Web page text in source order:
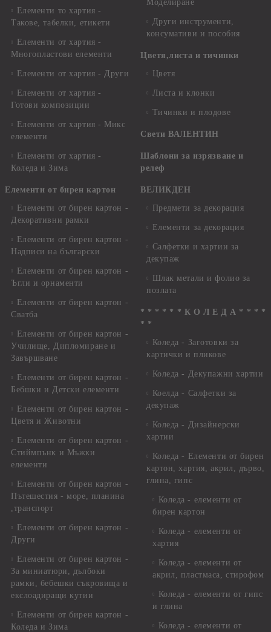
Елементи то хартия -
Такове, табелки, етикети
Елементи от хартия -
Многопластови елементи
Елементи от хартия - Други
Елементи от хартия -
Готови композиции
Елементи от хартия - Микс
елементи
Елементи от хартия -
Коледа и Зима
Елементи от бирен картон
Елементи от бирен картон -
Декоративни рамки
Елементи от бирен картон -
Надписи на български
Елементи от бирен картон -
Ъгли и орнаменти
Елементи от бирен картон -
Сватба
Елементи от бирен картон -
Училище, Дипломиране и
Завършване
Елементи от бирен картон -
Бебшки и Детски елементи
Елементи от бирен картон -
Цветя и Животни
Елементи от бирен картон -
Стиймпънк и Мъжки
елементи
Елементи от бирен картон -
Пътешестия - море, планина
,транспорт
Елементи от бирен картон -
Други
Елементи от бирен картон -
За миниатюри, дълбоки
рамки, бебешки съкровища и
екслоадиращи кутии
Елементи от бирен картон -
Коледа и Зима
Моделиране
Други инструменти,
консумативи и пособия
Цветя,листа и тичинки
Цветя
Листа и клонки
Тичинки и плодове
Свети ВАЛЕНТИН
Шаблони за изрязване и
релеф
ВЕЛИКДЕН
Предмети за декорация
Елементи за декорация
Салфетки и хартии за
декупаж
Шлак метали и фолио за
позлата
* * * * * * К О Л Е Д А * * * *
* *
Коледа - Заготовки за
картички и пликове
Коледа - Декупажни хартии
Коелда - Салфетки за
декупаж
Коледа - Дизайнерски
хартии
Коледа - Eлементи от бирен
картон, хартия, акрил, дърво,
глина, гипс
Коледа - елементи от
бирен картон
Коледа - елементи от
хартия
Коледа - елементи от
акрил, пластмаса, стирофом
Коледа - елементи от гипс
и глина
Коледа - елементи от